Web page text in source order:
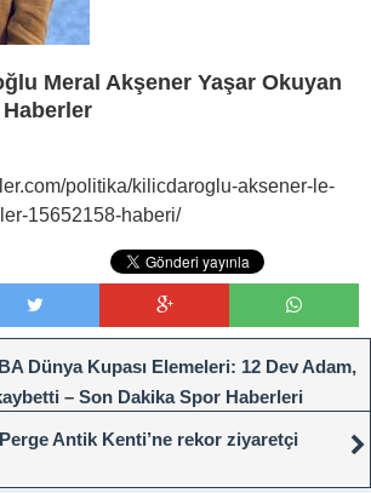
Meral Akşener Yaşar Okuyan
politika/kilicdaroglu-aksener-le-
15652158-haberi/
Dünya Kupası Elemeleri: 12 Dev Adam,
– Son Dakika Spor Haberleri
Antik Kenti’ne rekor ziyaretçi